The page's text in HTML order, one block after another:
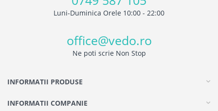
Luni-Duminica Orele 10:00 - 22:00
office@vedo.ro
Ne poti scrie Non Stop
INFORMATII PRODUSE
INFORMATII COMPANIE